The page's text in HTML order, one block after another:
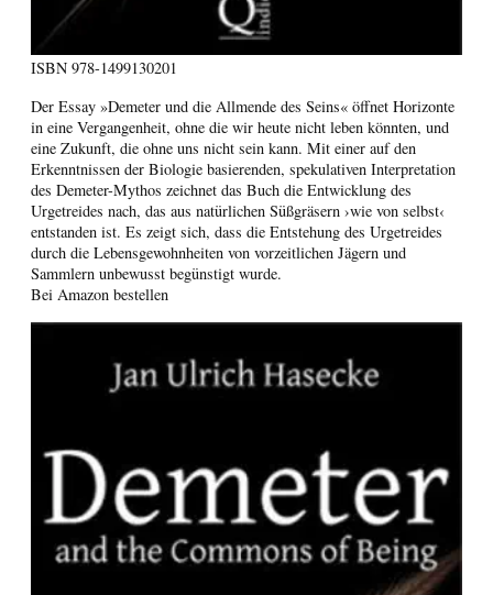
ISBN 978-1499130201
Der Essay »Demeter und die Allmende des Seins« öffnet Horizonte
in eine Vergangenheit, ohne die wir heute nicht leben könnten, und
eine Zukunft, die ohne uns nicht sein kann. Mit einer auf den
Erkenntnissen der Biologie basierenden, spekulativen Interpretation
des Demeter-Mythos zeichnet das Buch die Entwicklung des
Urgetreides nach, das aus natürlichen Süßgräsern ›wie von selbst‹
entstanden ist. Es zeigt sich, dass die Entstehung des Urgetreides
durch die Lebensgewohnheiten von vorzeitlichen Jägern und
Sammlern unbewusst begünstigt wurde.
Bei Amazon bestellen